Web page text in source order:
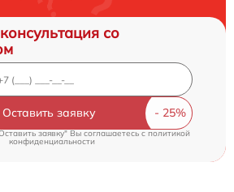
со
Оставить заявку
заявку" Вы соглашаетесь cполитикой
конфиденциальности